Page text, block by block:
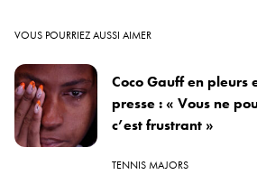
VOUS POURRIEZ AUSSI AIMER
Coco Gauff en pleurs
presse : « Vous ne
c’est frustrant »
TENNIS MAJORS